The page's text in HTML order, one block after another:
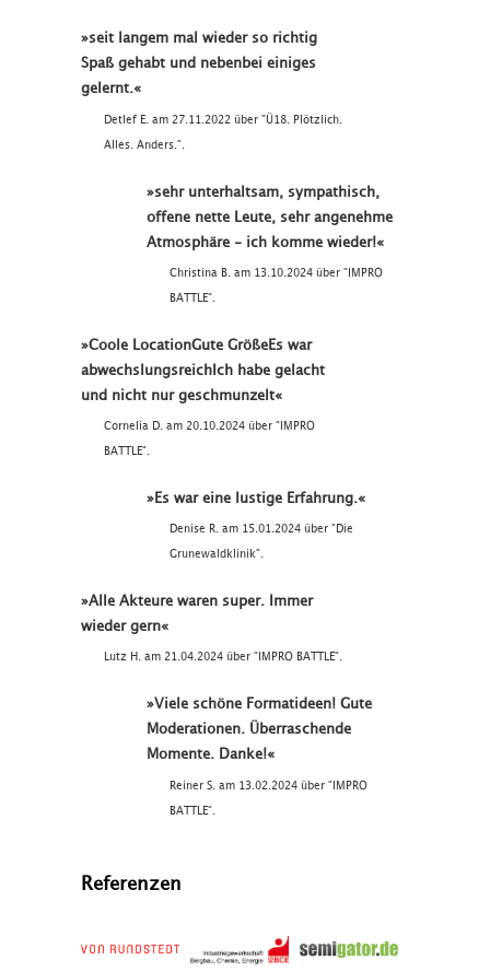
»seit langem mal wieder so richtig
Spaß gehabt und nebenbei einiges
gelernt.«
Detlef E. am 27.11.2022 über "Ü18. Plötzlich.
Alles. Anders.".
»sehr unterhaltsam, sympathisch,
offene nette Leute, sehr angenehme
Atmosphäre - ich komme wieder!«
Christina B. am 13.10.2024 über "IMPRO
BATTLE".
»Coole LocationGute GrößeEs war
abwechslungsreichIch habe gelacht
und nicht nur geschmunzelt«
Cornelia D. am 20.10.2024 über "IMPRO
BATTLE".
»Es war eine lustige Erfahrung.«
Denise R. am 15.01.2024 über "Die
Grunewaldklinik".
»Alle Akteure waren super. Immer
wieder gern«
Lutz H. am 21.04.2024 über "IMPRO BATTLE".
»Viele schöne Formatideen! Gute
Moderationen. Überraschende
Momente. Danke!«
Reiner S. am 13.02.2024 über "IMPRO
BATTLE".
Referenzen